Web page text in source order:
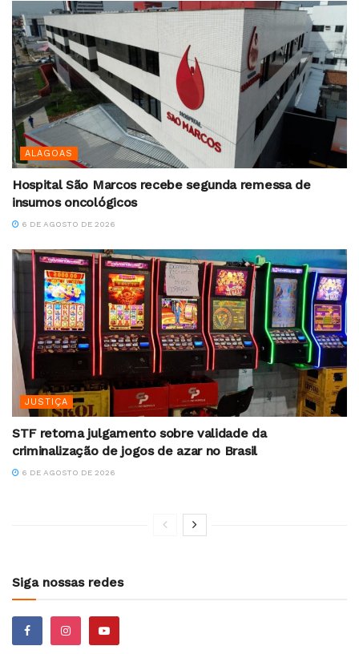
ALAGOAS
Hospital São Marcos recebe segunda remessa de
insumos oncológicos
6 DE AGOSTO DE 2026
JUSTIÇA
STF retoma julgamento sobre validade da
criminalização de jogos de azar no Brasil
6 DE AGOSTO DE 2026
Siga nossas redes